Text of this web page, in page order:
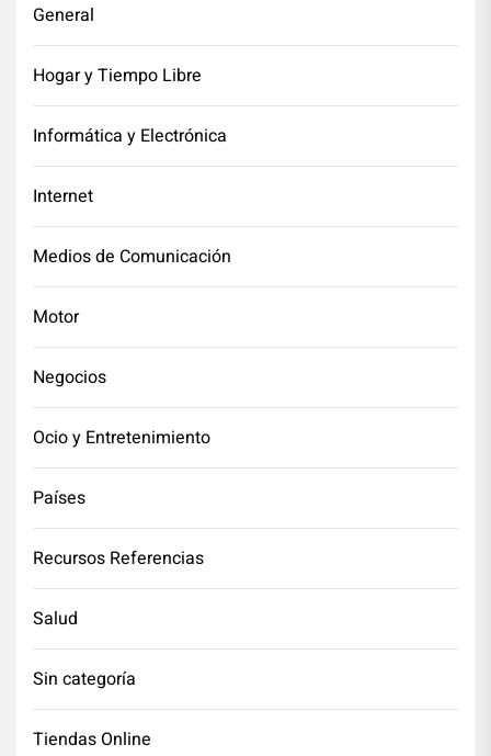
General
Hogar y Tiempo Libre
Informática y Electrónica
Internet
Medios de Comunicación
Motor
Negocios
Ocio y Entretenimiento
Países
Recursos Referencias
Salud
Sin categoría
Tiendas Online